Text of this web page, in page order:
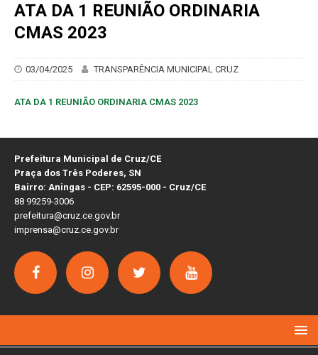
ATA DA 1 REUNIÃO ORDINARIA
CMAS 2023
03/04/2025 TRANSPARÊNCIA MUNICIPAL CRUZ
ATA DA 1 REUNIÃO ORDINARIA CMAS 2023
Prefeitura Municipal de Cruz/CE
Praça dos Três Poderes, SN
Bairro: Aningas - CEP: 62595-000 - Cruz/CE
88 99259-3006
prefeitura@cruz.ce.gov.br
imprensa@cruz.ce.gov.br